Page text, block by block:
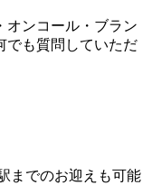
オンコール・ブラン
でも質問していただ
までのお迎えも可能